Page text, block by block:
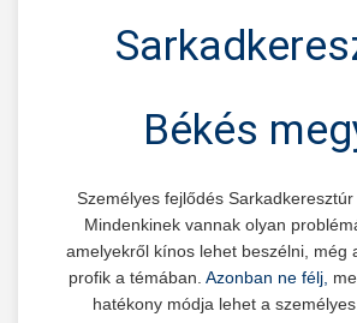
Békés
Személyes fejlődés
Mindenkinek vannak olyan
amelyekről kínos lehet beszélni, még
profik a témában. Azonban ne félj,
hatékony módja lehet a